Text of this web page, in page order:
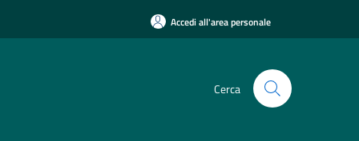
Accedi all'area personale
Cerca